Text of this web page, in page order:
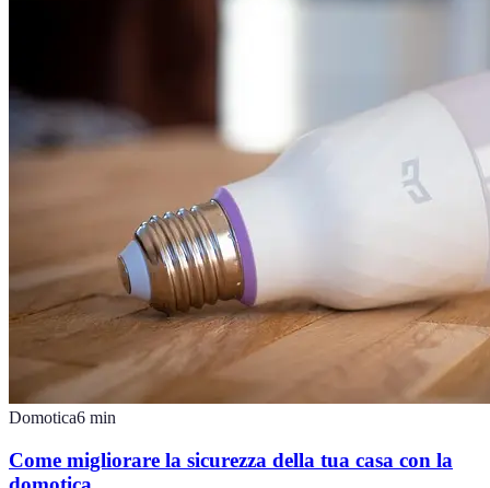
Domotica6 min
Come migliorare la sicurezza della tua casa con la